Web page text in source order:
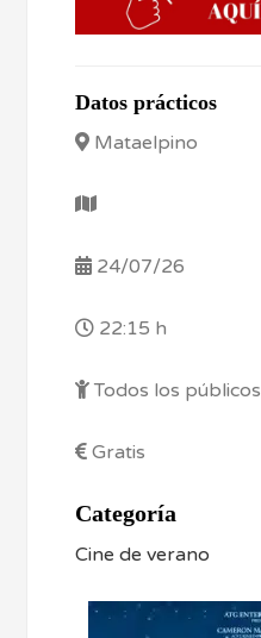
Datos prácticos
Mataelpino
24/07/26
22:15 h
Todos los públicos
Gratis
Categoría
Cine de verano